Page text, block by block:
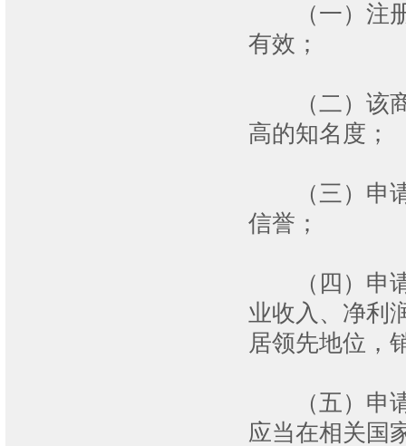
（一）注册
有效；
（二）该商
高的知名度；
（三）申请
信誉；
（四）申请
业收入、净利
居领先地位，
（五）申请
应当在相关国